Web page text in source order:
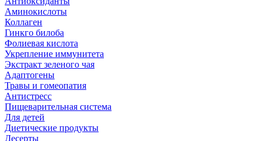
Аминокислоты
Коллаген
Гинкго билоба
Фолиевая кислота
Укрепление иммунитета
Экстракт зеленого чая
Адаптогены
Травы и гомеопатия
Антистресс
Пищеварительная система
Для детей
Диетические продукты
Десерты